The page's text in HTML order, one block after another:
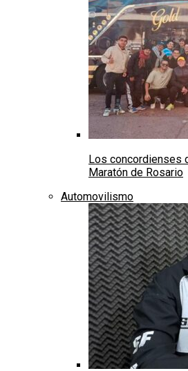
Los concordienses
Maratón de Rosario
Automovilismo